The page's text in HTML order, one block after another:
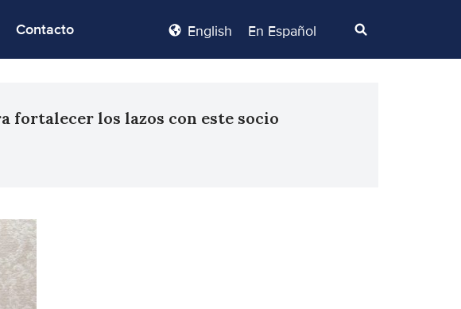
Contacto English En Español
fortalecer los lazos con este socio